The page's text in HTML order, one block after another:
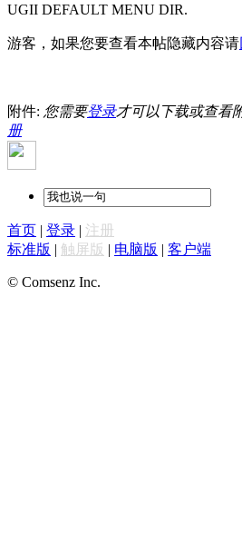
UGII DEFAULT MENU DIR.
游客，如果您要查看本帖隐藏内容请
附件: 您需要登录才可以下载或查看
册
首页 | 登录 | 注册
标准版 | 触屏版 | 电脑版 | 客户端
© Comsenz Inc.